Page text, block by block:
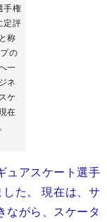
手権
定評
称
の
一
ネ
ケ
在
アスケート選手
た。 現在は、サ
ながら、スケータ